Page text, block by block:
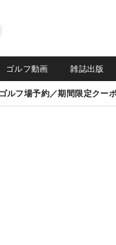
ゴルフ動画 雑誌出版
ゴルフ場予約／期間限定クー